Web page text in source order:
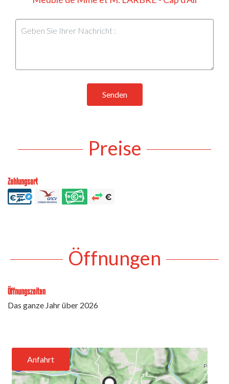
Senden
Preise
Zahlungsart
Öffnungen
Öffnungszeiten
Das ganze Jahr über 2026
Anfahrt